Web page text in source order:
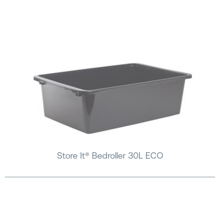
Store It® Bedroller 30L ECO